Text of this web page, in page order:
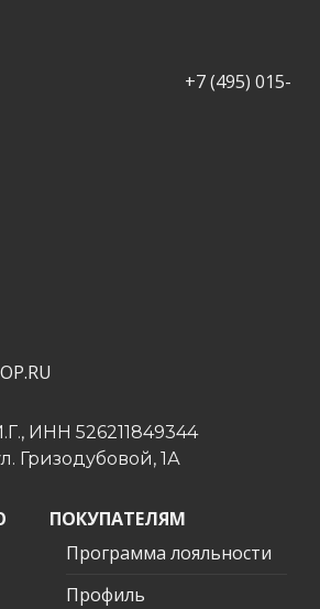
+7 (495) 015-
ИНН 526211849344
Гризодубовой, 1А
ПОКУПАТЕЛЯМ
Программа лояльности
Профиль